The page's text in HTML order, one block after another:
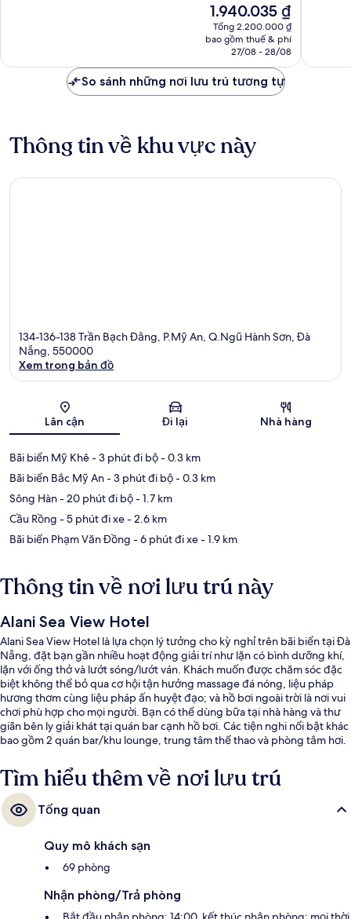
xét
Giá
hiện
tại
1.940.035 ₫
1.940.035 ₫
Tổng 2.200.000 ₫
bao gồm thuế & phí
27/08 - 28/08
xét
So sánh những nơi lưu trú tương tự
Thông tin về khu vực này
134-136-138 Trần Bạch Đằng, P.Mỹ An, Q.Ngũ Hành Sơn, Đà
Nẵng, 550000
Xem trong bản đồ
Lân cận Đi lại Nhà hàng
Bãi biển Mỹ Khê- 3 phút đi bộ- 0.3 km
Bãi biển Bắc Mỹ An- 3 phút đi bộ- 0.3 km
Sông Hàn- 20 phút đi bộ- 1.7 km
Cầu Rồng - 5 phút đi xe- 2.6 km
Bãi biển Phạm Văn Đồng - 6 phút đi xe- 1.9 km
Thông tin về nơi lưu trú này
Alani Sea View Hotel
Alani Sea View Hotel là lựa chọn lý tưởng cho kỳ nghỉ trên bãi biển tại Đà
Nẵng, đặt bạn gần nhiều hoạt động giải trí như lặn có bình dưỡng khí,
lặn với ống thở và lướt sóng/lướt ván. Khách muốn được chăm sóc đặc
biệt không thể bỏ qua cơ hội tận hưởng massage đá nóng, liệu pháp
hương thơm cùng liệu pháp ấn huyệt đạo; và hồ bơi ngoài trời là nơi vui
chơi phù hợp cho mọi người. Bạn có thể dùng bữa tại nhà hàng và thư
giãn bên ly giải khát tại quán bar cạnh hồ bơi. Các tiện nghi nổi bật khác
bao gồm 2 quán bar/khu lounge, trung tâm thể thao và phòng tắm hơi.
đẹp trong lòng du khách.
Tìm hiểu thêm về nơi lưu trú
Tổng quan
Quy mô khách sạn
69 phòng
Nhận phòng/Trả phòng